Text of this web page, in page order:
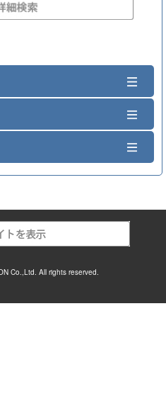
Co.,Ltd. All rights reserved.